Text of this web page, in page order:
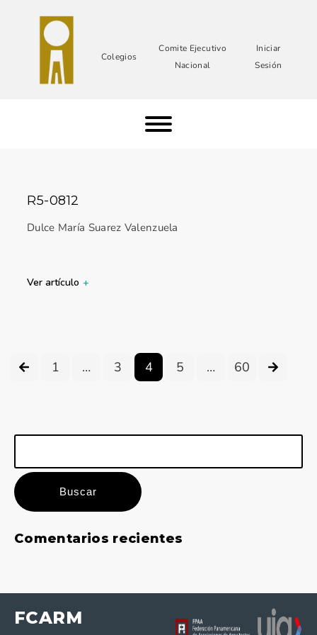
Colegios
Comite Ejecutivo
Nacional
Iniciar
Sesión
R5-0812
Dulce María Suarez Valenzuela
Ver artículo +
1 … 3 4 5 … 60
Buscar:
Comentarios recientes
FCARM